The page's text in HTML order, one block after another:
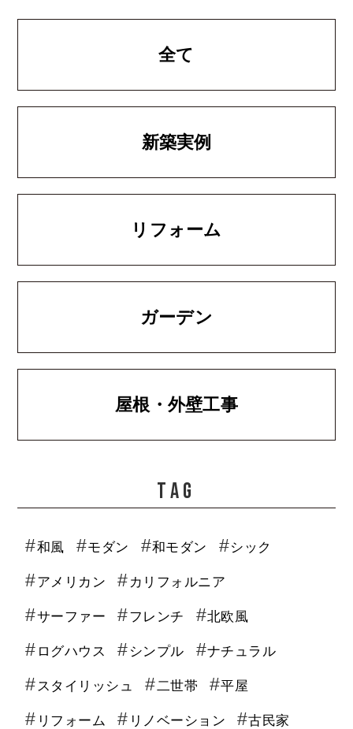
全て
新築実例
リフォーム
ガーデン
屋根・外壁工事
TAG
和風 モダン 和モダン シック
アメリカン カリフォルニア
サーファー フレンチ 北欧風
ログハウス シンプル ナチュラル
スタイリッシュ 二世帯 平屋
リフォーム リノベーション 古民家